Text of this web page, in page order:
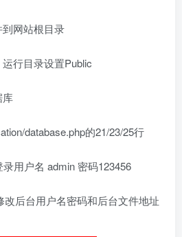
网站根目录
行目录设置Public
库
database.php的21/23/25行
用户名 admin 密码123456
后台用户名密码和后台文件地址